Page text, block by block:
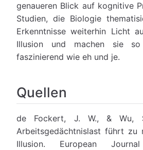
genaueren Blick auf kognitive
Studien, die Biologie
Erkenntnisse weiterhin Licht
Illusion und machen sie so
faszinierend wie eh und je.
Quellen
de Fockert, J. W., & Wu,
Arbeitsgedächtnislast führt zu
Illusion. European